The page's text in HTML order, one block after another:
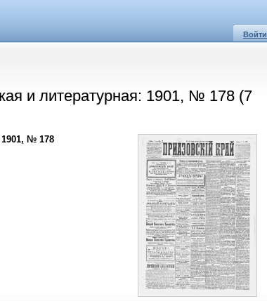
Войти
и литературная: 1901, № 178 (7
1901, № 178